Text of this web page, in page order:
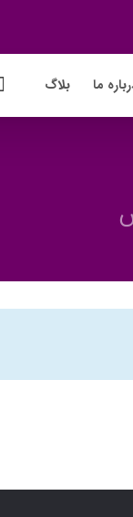
ما بلاگ